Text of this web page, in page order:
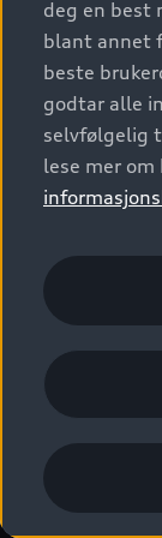
S/RS
Konseptbiler
Prislister
Leasing
Bilgarantier
Audi Forsikring
Functions on
Kom i gang
Kundeservice
Nyhetsbrev
Presse
Karriere
Bli sertifisert
Autoretur
Åpenhetsloven
© 2026 AUDI
Imprint
Juridisk
deg en best
blant annet
beste
godtar alle
selvfølgelig
lese mer om